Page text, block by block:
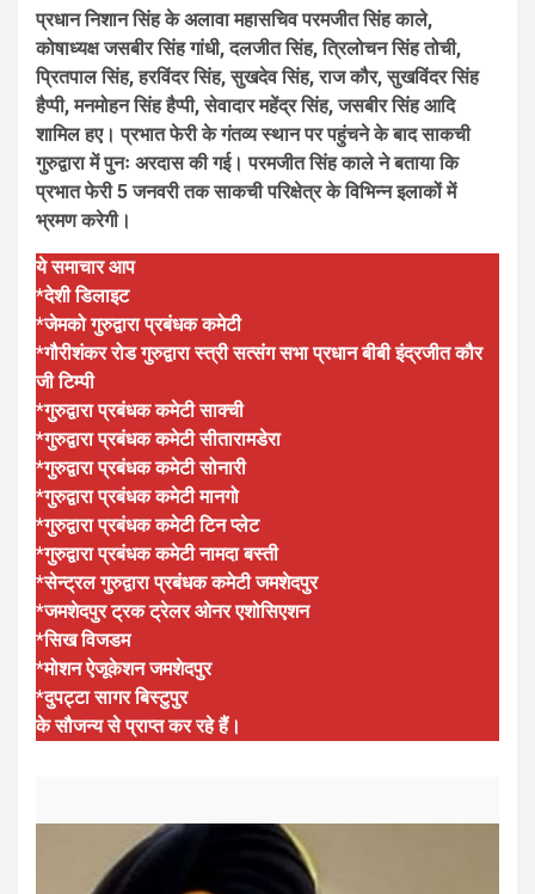
प्रधान निशान सिंह के अलावा महासचिव परमजीत सिंह काले,
कोषाध्यक्ष जसबीर सिंह गांधी, दलजीत सिंह, त्रिलोचन सिंह तोची,
प्रितपाल सिंह, हरविंदर सिंह, सुखदेव सिंह, राज कौर, सुखविंदर सिंह
हैप्पी, मनमोहन सिंह हैप्पी, सेवादार महेंद्र सिंह, जसबीर सिंह आदि
शामिल हए। प्रभात फेरी के गंतव्य स्थान पर पहुंचने के बाद साकची
गुरुद्वारा में पुनः अरदास की गई। परमजीत सिंह काले ने बताया कि
प्रभात फेरी 5 जनवरी तक साकची परिक्षेत्र के विभिन्न इलाकों में
भ्रमण करेगी।
ये समाचार आप
*देशी डिलाइट
*जेमको गुरुद्वारा प्रबंधक कमेटी
*गौरीशंकर रोड गुरुद्वारा स्त्री सत्संग सभा प्रधान बीबी इंद्रजीत कौर
जी टिम्पी
*गुरुद्वारा प्रबंधक कमेटी साक्ची
*गुरुद्वारा प्रबंधक कमेटी सीतारामडेरा
*गुरुद्वारा प्रबंधक कमेटी सोनारी
*गुरुद्वारा प्रबंधक कमेटी मानगो
*गुरुद्वारा प्रबंधक कमेटी टिन प्लेट
*गुरुद्वारा प्रबंधक कमेटी नामदा बस्ती
*सेन्ट्रल गुरुद्वारा प्रबंधक कमेटी जमशेदपुर
*जमशेदपुर ट्रक ट्रेलर ओनर एशोसिएशन
*सिख विजडम
*मोशन ऐजूकेशन जमशेदपुर
*दुपट्टा सागर बिस्टुपुर
के सौजन्य से प्राप्त कर रहे हैं।